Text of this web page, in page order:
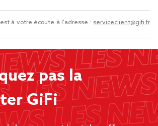
à votre écoute à l'adresse : serviceclient@gifi.fr
pas la
GiFi